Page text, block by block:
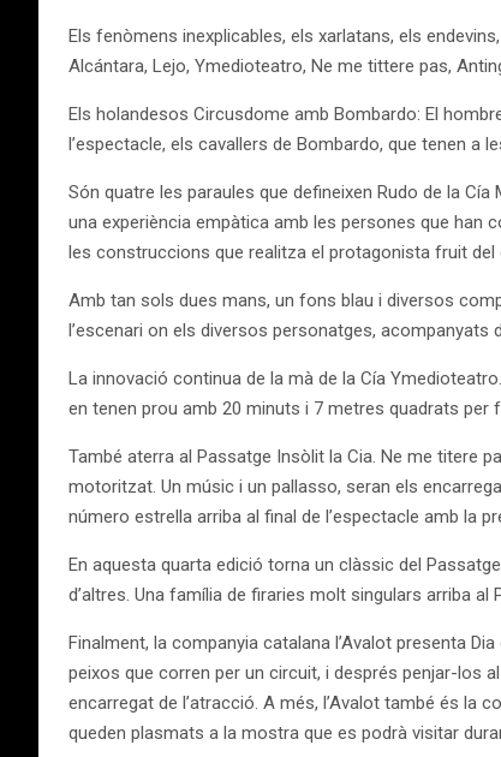
Els fenòmens inexplicables, els xarlatans, els
Alcántara, Lejo, Ymedioteatro, Ne me tittere pas,
Els holandesos Circusdome amb Bombardo: El
l’espectacle, els cavallers de Bombardo, que tenen a
Són quatre les paraules que defineixen Rudo de la
una experiència empàtica amb les persones que han
les construccions que realitza el protagonista fruit del
Amb tan sols dues mans, un fons blau i diversos
l’escenari on els diversos personatges, acompanyats
La innovació continua de la mà de la Cía
en tenen prou amb 20 minuts i 7 metres quadrats per
També aterra al Passatge Insòlit la Cia. Ne me titere
motoritzat. Un músic i un pallasso, seran els
número estrella arriba al final de l’espectacle amb la
En aquesta quarta edició torna un clàssic del
d’altres. Una família de firaries molt singulars arriba
Finalment, la companyia catalana l’Avalot presenta
peixos que corren per un circuit, i després penjar-los
encarregat de l’atracció. A més, l’Avalot també és la
queden plasmats a la mostra que es podrà visitar